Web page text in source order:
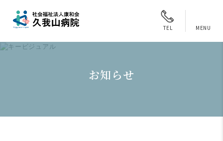
TEL MENU
お知らせ